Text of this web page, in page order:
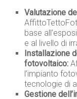
Valutazione
base
e al livello di
Installazione
fotovoltaico:
l’impianto
tecnologie di
Gestione